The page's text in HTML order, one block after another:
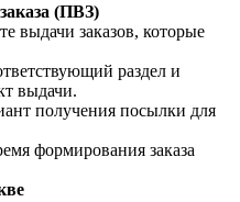
(ПВЗ)
выдачи заказов, которые
раздел и
выдачи.
получения посылки для
формирования заказа